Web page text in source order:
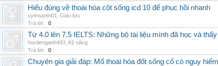
Hiểu đúng về thoái hóa cột sống icd 10 để phục hồi nhanh
uyenuyen01
Giao lưu
Trả lời:
0
Từ 4.0 lên 7.5 IELTS: Những bộ tài liệu mình đã học và
hoctienganh493 Kỹ năng
Trả lời:
0
Chuyên gia giải đáp: Mổ thoái hóa đốt sống cổ có nguy